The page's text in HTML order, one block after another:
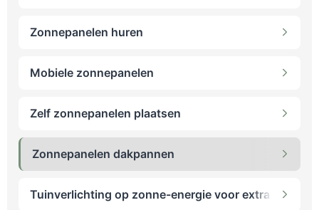
Zonnepanelen huren
Mobiele zonnepanelen
Zelf zonnepanelen plaatsen
Zonnepanelen dakpannen
Tuinverlichting op zonne-energie voor extra sfeer